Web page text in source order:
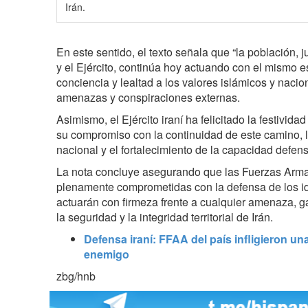
Irán.
En este sentido, el texto señala que “la población,
y el Ejército, continúa hoy actuando con el mismo
conciencia y lealtad a los valores islámicos y
amenazas y conspiraciones externas.
Asimismo, el Ejército iraní ha felicitado la
su compromiso con la continuidad de este
nacional y el fortalecimiento de la capacidad
La nota concluye asegurando que las Fuerzas
plenamente comprometidas con la defensa de los
actuarán con firmeza frente a cualquier amenaza,
la seguridad y la integridad territorial de Irán.
Defensa iraní: FFAA del país infligieron
enemigo
zbg/hnb